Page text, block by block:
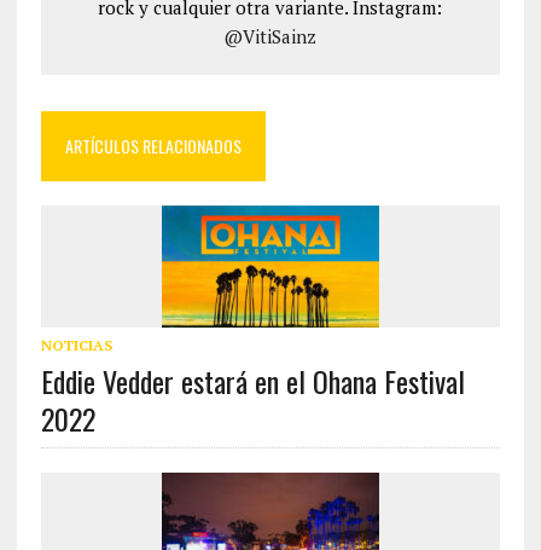
rock y cualquier otra variante. Instagram:
@VitiSainz
ARTÍCULOS RELACIONADOS
NOTICIAS
Eddie Vedder estará en el Ohana Festival
2022